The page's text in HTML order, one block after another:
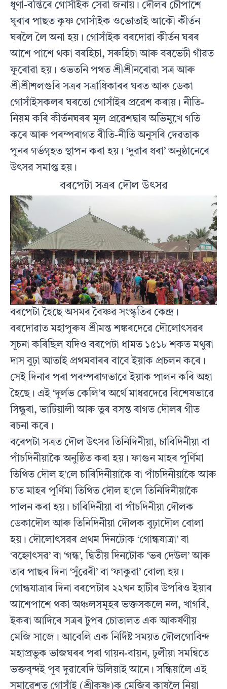
ধূণা-বন্তিৰে গোসাঁইক সেৱা জনায়। দৌলৰ চৌপাশে
ঘূৰাৰ পাছত কৃষ্ণ গোসাঁইক ওভোতাই আকৌ কীৰ্তন
ঘৰলৈ লৈ অনা হয়। গোসাঁইক বৰদোৱা কীৰ্তন ঘৰৰ
আশে পাশে থকা বৰহিচা, সৰুহিচা আৰু বৰভেটী গাঁৱত
ফুৰোৱা হয়। ওভতনি পথত শ্ৰীশ্ৰীনৰোৱা সত্ৰ আৰু
শ্ৰীশ্ৰীশলগুৰি সত্ৰৰ সত্ৰাধিকাৰৰ ঘৰত আৰু ডেকা
গোসাঁইসকলৰ ঘৰতো গোসাঁইৰ প্ৰৱেশ কৰায়। নীতি-
নিয়ম কৰি কীৰ্তনঘৰৰ মূল প্ৰৱেশদ্বাৰ অভিমুখে গতি
কৰে আৰু পৰম্পৰাগত ৰীতি-নীতি অনুসৰি দেৱতাক
পুনৰ গৰ্ভগৃহত স্থাপন কৰা হয়। ‘দুৱাৰ ধৰা’ অনুষ্ঠানেৰে
উৎসৱ সমাপ্ত হয়।
বৰপেটা সত্ৰৰ দৌল উৎসৱ
বৰপেটা হৈছে অসমৰ বৈষ্ণৱ সংস্কৃতিৰ কেন্দ্ৰ।
বৰদোৱাত মহাপুৰুষ শ্ৰীমন্ত শঙ্কৰদেৱে দৌলোৎসৱৰ
সূচনা কৰিছিল যদিও বৰপেটা ধামত ১৫১৮ শকত মথুৰা
দাস বুঢ়া আতাই প্ৰথমবাৰৰ বাবে ইয়াক প্ৰচলন কৰে।
সেই দিনাৰ পৰা পৰম্পৰাগভাৱে ইয়াক পালন কৰি অহা
হৈছে। এই ‘দুৰ্লভ কেলি’ৰ অৰ্থে মাধৱদেৱে বিশেষভাৱে
সিন্ধুৰা, ভাটিয়ালী আৰু তুৰ বসন্ত ৰাগত দৌলৰ গীত
ৰচনা কৰে।
বৰেপটা সত্ৰত দৌল উৎসৱ তিনিদিনীয়া, চাৰিদিনীয়া বা
পাঁচদিনীয়াকৈ অনুষ্ঠিত কৰা হয়। ফাগুন মাহৰ পূৰ্ণিমা
তিথিত দৌল হ’লে চাৰিদিনীয়াকৈ বা পাঁচদিনীয়াকৈ আৰু
চ’ত মাহৰ পূৰ্ণিমা তিথিত দৌল হ’লে তিনিদিনীয়াকৈ
পালন কৰা হয়। চাৰিদিনীয়া বা পাঁচদিনীয়া দৌলক
ডেকাদৌল আৰু তিনিদিনীয়া দৌলক বুঢ়াদৌল বোলা
হয়। দৌলোত্‍সৱৰ প্ৰথম দিনটোক ‘গোন্ধযাত্ৰা’ বা
‘বহ্নোৎসৱ’ বা ‘গন্ধ’, দ্বিতীয় দিনটোক ‘ভৰ দেউল’ আৰু
তাৰ পাছৰ দিনা ‘সুঁৱেৰী’ বা ‘ফাকুৱা’ বোলা হয়।
গোন্ধযাত্ৰাৰ দিনা বৰপেটাৰ ২২খন হাটীৰ উপৰিও ইয়াৰ
আশেপাশে থকা অঞ্চলসমূহৰ ভক্তসকলে নল, খাগৰি,
ইকৰা আদিৰে সত্ৰৰ টুপৰ চোতালত এক আকৰ্ষণীয়
মেজি সাজে। আবেলি এক নিৰ্দিষ্ট সময়ত দৌলগোবিন্দ
মহাপ্ৰভুক ভাজঘৰৰ পৰা গায়ন-বায়ন, ঢুলীয়া সমন্বিতে
ভক্তবৃন্দই পূব দুৱাৰেদি উলিয়াই আনে। সন্ধিয়ালৈ এই
সমাৱেশত গোসাঁই (শ্ৰীকৃষ্ণ)ক মেজিৰ কাষলৈ নিয়া